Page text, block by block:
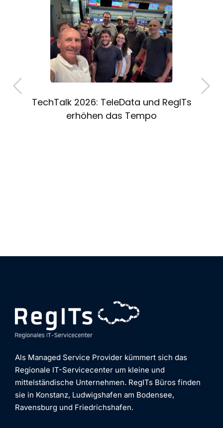
TechTalk 2026: TeleData und RegITs
erhöhen das Tempo
Als Managed Service Provider kümmert sich das
Regionale IT-Servicecenter um kleine und
mittelständische Unternehmen. RegITs Büros finden
sie in Konstanz, Ludwigshafen am Bodensee,
Ravensburg und Friedrichshafen.